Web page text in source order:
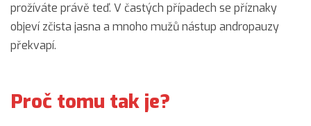
prožíváte právě teď. V častých případech se příznaky
objeví zčista jasna a mnoho mužů nástup andropauzy
překvapí.
Proč tomu tak je?